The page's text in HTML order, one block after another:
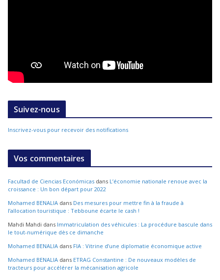
Suivez-nous
Inscrivez-vous pour recevoir des notifications
Vos commentaires
Facultad de Ciencias Económicas dans L’économie nationale renoue avec la
croissance : Un bon départ pour 2022
Mohamed BENALIA dans Des mesures pour mettre fin à la fraude à
l’allocation touristique : Tebboune écarte le cash !
Mahdi Mahdi dans Immatriculation des véhicules : La procédure bascule dans
le tout-numérique dès ce dimanche
Mohamed BENALIA dans FIA : Vitrine d’une diplomatie économique active
Mohamed BENALIA dans ETRAG Constantine : De nouveaux modèles de
tracteurs pour accélérer la mécanisation agricole